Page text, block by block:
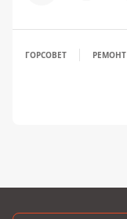
ГОРСОВЕТ РЕМОНТ